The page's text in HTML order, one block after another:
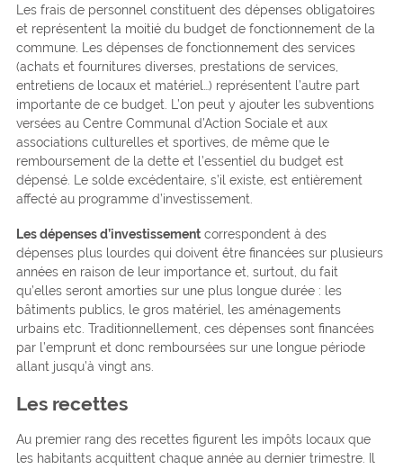
Les frais de personnel constituent des dépenses obligatoires
et représentent la moitié du budget de fonctionnement de la
commune. Les dépenses de fonctionnement des services
(achats et fournitures diverses, prestations de services,
entretiens de locaux et matériel…) représentent l’autre part
importante de ce budget. L’on peut y ajouter les subventions
versées au Centre Communal d’Action Sociale et aux
associations culturelles et sportives, de même que le
remboursement de la dette et l’essentiel du budget est
dépensé. Le solde excédentaire, s’il existe, est entièrement
affecté au programme d’investissement.
Les dépenses d’investissementcorrespondent à des
dépenses plus lourdes qui doivent être financées sur plusieurs
années en raison de leur importance et, surtout, du fait
qu’elles seront amorties sur une plus longue durée : les
bâtiments publics, le gros matériel, les aménagements
urbains etc. Traditionnellement, ces dépenses sont financées
par l’emprunt et donc remboursées sur une longue période
allant jusqu’à vingt ans.
Les recettes
Au premier rang des recettes figurent les impôts locaux que
les habitants acquittent chaque année au dernier trimestre. Il